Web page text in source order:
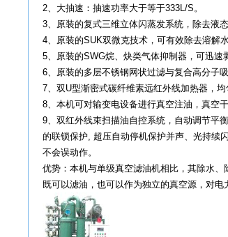
2、大抽速：抽速功率大于等于333L/S。
3、原装的复式三维立体闪蒸发系统，除去液态
4、原装的SUK双微克技术，可有效除去溶解
5、原装的SWG烷、炔类气体抑制器，可迅速
6、原装的多层不锈钢网状过滤与复合高分子
7、双U型渐密式碳纤维素远红外线加热器，
8、本机可对输变电设备进行真空注油，真空
9、双红外线束扫描油自控系统，自动调节平
的联锁保护, 超压自动停机保护并声、光持续
不会误动作。
优势：本机与单级真空滤油机相比，其除水
既可以滤油，也可以作为独立的真空源，对电